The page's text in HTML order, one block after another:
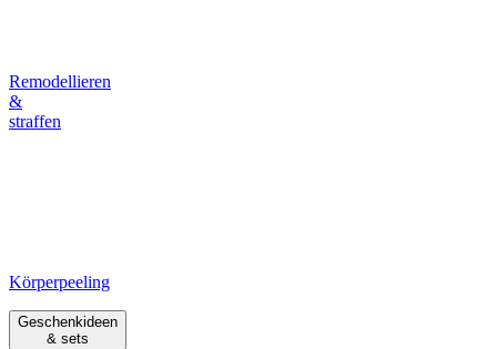
Remodellieren
&
straffen
Körperpeeling
Geschenkideen
& sets